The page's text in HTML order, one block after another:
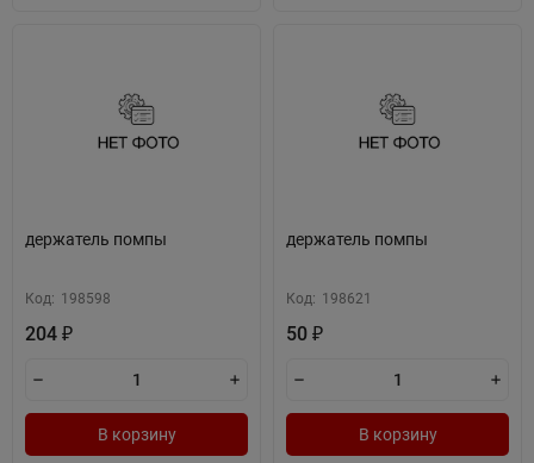
держатель помпы
Код: 198598
204 ₽
В корзину
держатель помпы
Код: 198621
50 ₽
В корзину